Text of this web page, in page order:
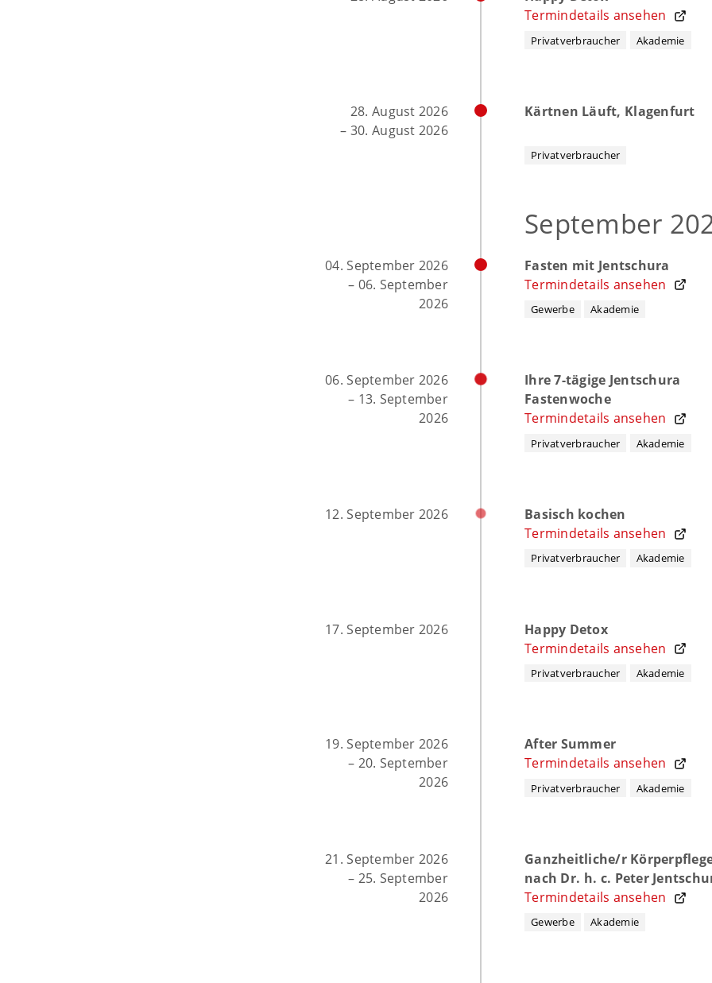
Termindetails ansehen
Privatverbraucher Akademie
28. August 2026
– 30. August 2026
Kärtnen Läuft, Klagenfurt
Privatverbraucher
September
04. September 2026
– 06. September
2026
Fasten mit Jentschura
Termindetails ansehen
Gewerbe Akademie
06. September 2026
– 13. September
2026
Ihre 7-tägige Jentschura
Fastenwoche
Termindetails ansehen
Privatverbraucher Akademie
12. September 2026
Basisch kochen
Termindetails ansehen
Privatverbraucher Akademie
17. September 2026
Happy Detox
Termindetails ansehen
Privatverbraucher Akademie
19. September 2026
– 20. September
2026
After Summer
Termindetails ansehen
Privatverbraucher Akademie
21. September 2026
– 25. September
2026
Ganzheitliche/r
nach Dr. h. c. Peter
Termindetails ansehen
Gewerbe Akademie